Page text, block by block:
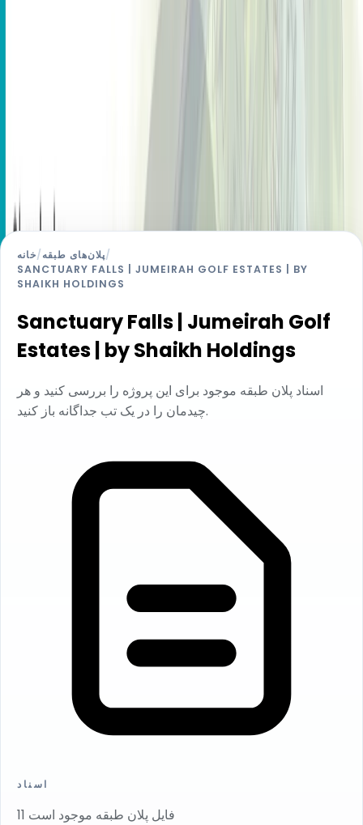
خانه/پلان‌های طبقه/
SANCTUARY FALLS | JUMEIRAH GOLF ESTATES | BY
SHAIKH HOLDINGS
Sanctuary Falls | Jumeirah Golf
Estates | by Shaikh Holdings
اسناد پلان طبقه موجود برای این پروژه را بررسی کنید و هر
چیدمان را در یک تب جداگانه باز کنید.
اسناد
11 فایل پلان طبقه موجود است